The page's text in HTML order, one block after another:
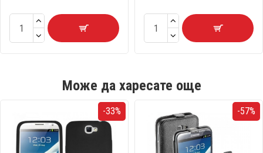
Може да харесате още
-33% -57%